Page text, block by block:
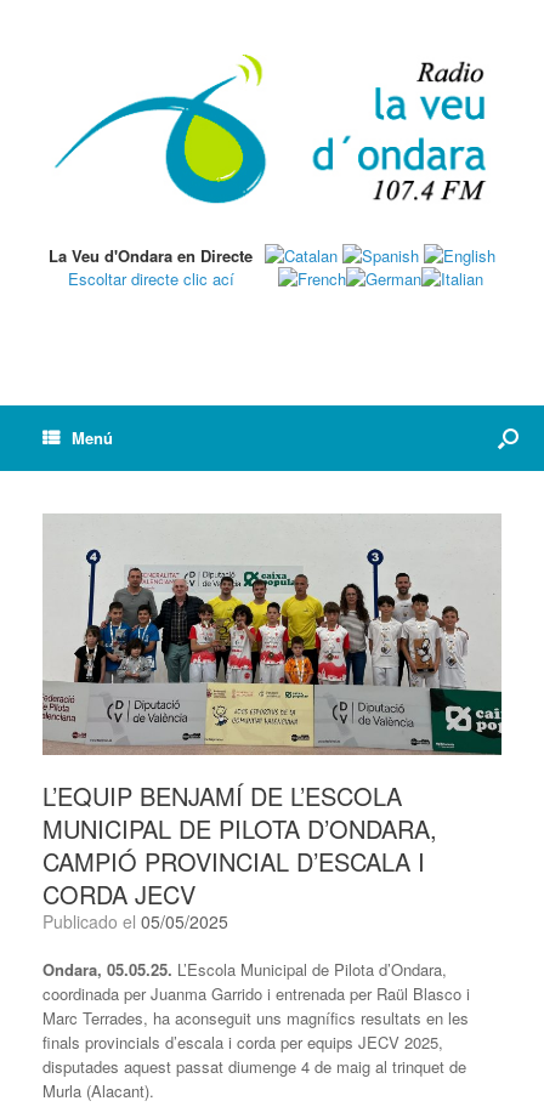
La Veu d'Ondara en Directe
Escoltar directe clic ací
Menú
L’EQUIP BENJAMÍ DE L’ESCOLA
MUNICIPAL DE PILOTA D’ONDARA,
CAMPIÓ PROVINCIAL D’ESCALA I
CORDA JECV
Publicado el 05/05/2025
Ondara, 05.05.25. L’Escola Municipal de Pilota d’Ondara,
coordinada per Juanma Garrido i entrenada per Raül Blasco i
Marc Terrades, ha aconseguit uns magnífics resultats en les
finals provincials d’escala i corda per equips JECV 2025,
disputades aquest passat diumenge 4 de maig al trinquet de
Murla (Alacant).